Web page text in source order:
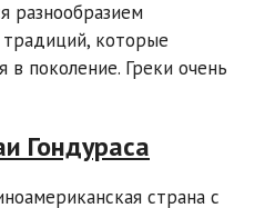
разнообразием
которые
в поколение. Греки очень
Гондураса
страна с